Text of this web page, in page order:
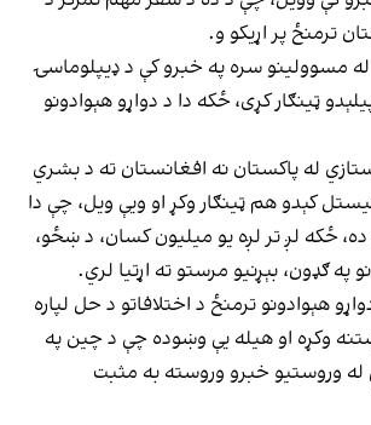
ترمنځ پر اړیکو و.
له مسوولینو سره په خبرو کې د ډیپلوماسۍ
ټینګار کړی، ځکه دا د دواړو هېوادونو
له پاکستان نه افغانستان ته د بشري
کېدو هم ټینګار وکړ او ویې ویل، چې دا
ځکه لږ تر لږه یو میلیون کسان، د ښځو،
په ګډون، بېړنیو مرستو ته اړتیا لري.
هېوادونو ترمنځ د اختلافاتو د حل لپاره
وکړه او هیله یې وښوده چې د چین په
له وروستیو خبرو وروسته به مثبت